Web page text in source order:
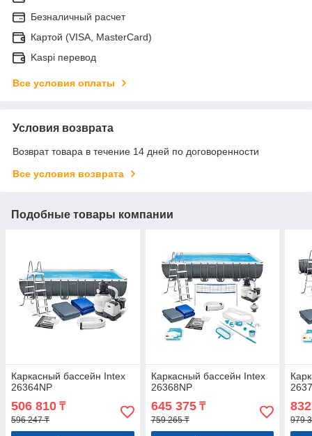
Безналичный расчет
Картой (VISA, MasterCard)
Kaspi перевод
Все условия оплаты
Условия возврата
Возврат товара в течение 14 дней по договоренности
Все условия возврата
Подобные товары компании
Каркасный бассейн Intex
26364NP
506 810 ₸
596 247 ₸
Каркасный бассейн Intex
26368NP
645 375₸
759 265 ₸ 979